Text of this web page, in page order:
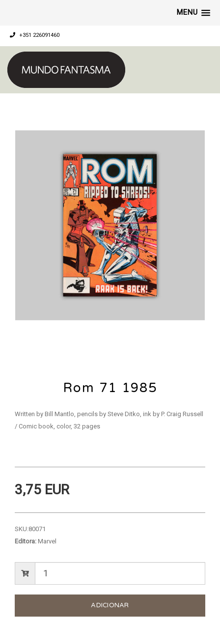
MENU
+351 226091460
Rom 71 1985
Written by Bill Mantlo, pencils by Steve Ditko, ink by P. Craig Russell
/ Comic book, color, 32 pages
3,75 EUR
SKU:80071
Editora: Marvel